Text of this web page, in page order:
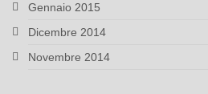
Gennaio 2015
Dicembre 2014
Novembre 2014